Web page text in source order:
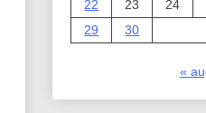
22
23 24
29
30
«